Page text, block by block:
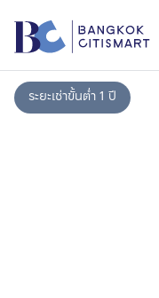
ระยะเช่าขั้นต่ำ 1 ปี